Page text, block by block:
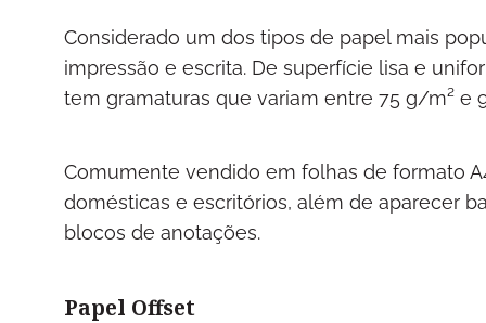
Considerado um dos tipos de papel mais
impressão e escrita. De superfície lisa e
tem gramaturas que variam entre 75 g/m² e
Comumente vendido em folhas de formato
domésticas e escritórios, além de aparecer
blocos de anotações.
Papel Offset